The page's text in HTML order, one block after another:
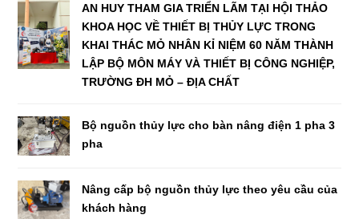
AN HUY THAM GIA TRIỂN LÃM TẠI HỘI THẢO
KHOA HỌC VỀ THIẾT BỊ THỦY LỰC TRONG
KHAI THÁC MỎ NHÂN KỈ NIỆM 60 NĂM THÀNH
LẬP BỘ MÔN MÁY VÀ THIẾT BỊ CÔNG NGHIỆP,
TRƯỜNG ĐH MỎ – ĐỊA CHẤT
Bộ nguồn thủy lực cho bàn nâng điện 1 pha 3
pha
Nâng cấp bộ nguồn thủy lực theo yêu cầu của
khách hàng